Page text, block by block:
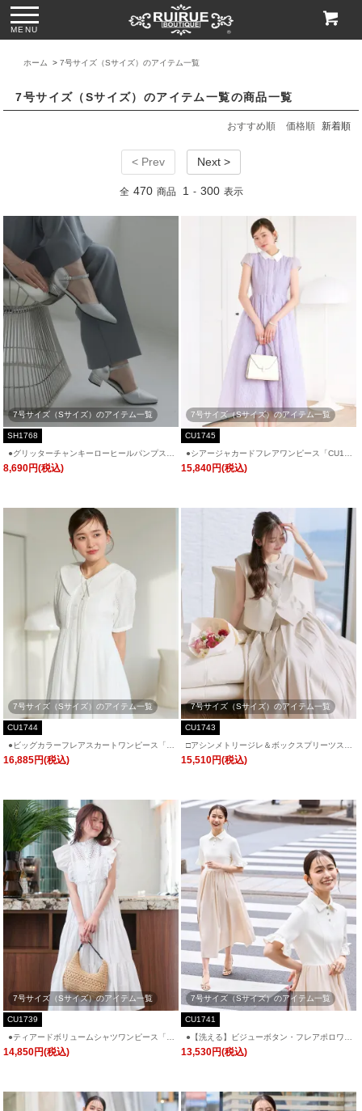
MENU
●パール＆ビジュー
付きリボンサテン
トートバッグ
「BA1759」
●グリッターチャン
キーローヒールパ
ンプス「SH1768」
●ビジューハンドル
スパンコール刺繍
レースハンドバッ
グ「BA1762」
「BA1760」
ホーム >7号サイズ（Sサイズ）のアイテム一覧
7号サイズ（Sサイズ）のアイテム一覧の商品一覧
おすすめ順 価格順 新着順
< Prev Next >
全 470 商品 1 - 300 表示
7号サイズ（Sサイズ）のアイテム一覧
SH1768
●グリッターチャンキーローヒールパンプス
「SH1768」
8,690円(税込)
7号サイズ（Sサイズ）のアイテム一覧
CU1745
●シアージャカードフレアワンピース「CU17
45」
15,840円(税込)
7号サイズ（Sサイズ）のアイテム一覧
CU1744
●ビッグカラーフレアスカートワンピース「C
U1744」
16,885円(税込)
7号サイズ（Sサイズ）のアイテム一覧
CU1743
□アシンメトリージレ＆ボックスプリーツスカ
ートセットアップ「CU1743」
15,510円(税込)
7号サイズ（Sサイズ）のアイテム一覧
CU1739
●ティアードボリュームシャツワンピース「C
U1739」
14,850円(税込)
7号サイズ（Sサイズ）のアイテム一覧
CU1741
●【洗える】ビジューボタン・フレアポロワン
ピース「CU1741」
13,530円(税込)